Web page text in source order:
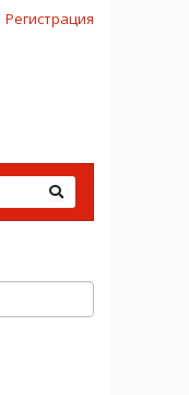
Регистрация